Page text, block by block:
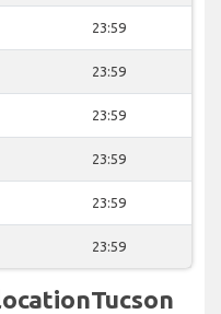
23:59
23:59
23:59
23:59
23:59
23:59